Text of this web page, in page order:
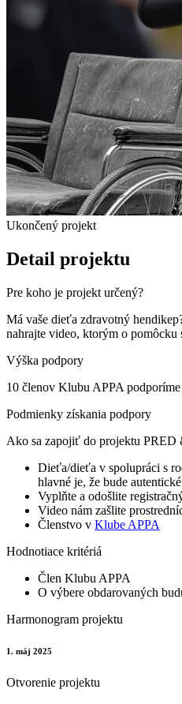
Ukončený projekt
Detail projektu
Pre koho je projekt určený?
Má vaše dieťa zdravotný
nahrajte video, ktorým o
Výška podpory
10 členov Klubu APPA
Podmienky získania podpory
Ako sa zapojiť do projektu PRED
Dieťa/dieťa v spolupráci s
hlavné je, že bude
Vyplňte a odošlite
Video nám zašlite
Členstvo v Klube APPA
Hodnotiace kritériá
Člen Klubu APPA
O výbere obdarovaných
Harmonogram projektu
1. máj 2025
Otvorenie projektu